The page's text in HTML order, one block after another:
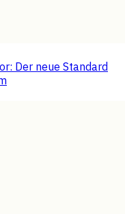
Der neue Standard